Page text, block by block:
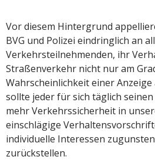
Vor diesem Hintergrund
BVG und Polizei eindringlich an
Verkehrsteilnehmenden, ihr
Straßenverkehr nicht nur am
Wahrscheinlichkeit einer
sollte jeder für sich täglich
mehr Verkehrssicherheit in
einschlägige
individuelle Interessen
zurückstellen.